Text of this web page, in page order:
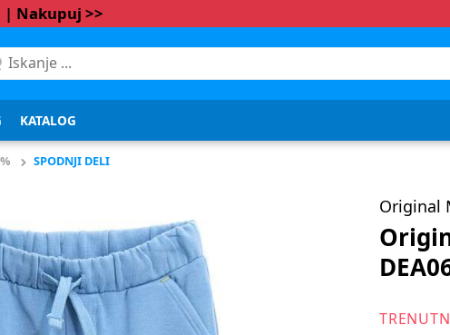
| Nakupuj >>
KATALOG
SPODNJI DELI
Original